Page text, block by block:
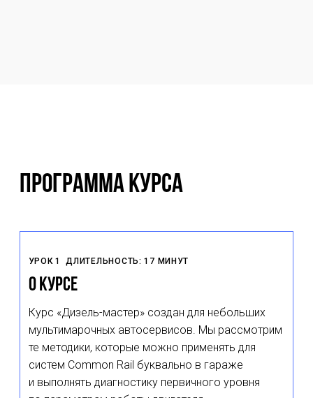
Программа курса
УРОК 1 ДЛИТЕЛЬНОСТЬ: 17 МИНУТ
О курсе
Курс «Дизель-мастер» создан для небольших
мультимарочных автосервисов. Мы рассмотрим
те методики, которые можно применять для
систем Common Rail буквально в гараже
и выполнять диагностику первичного уровня